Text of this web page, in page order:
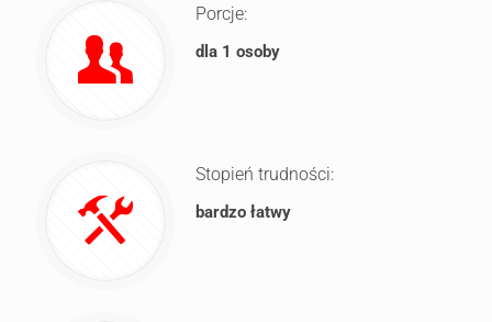
Porcje:
dla 1 osoby
Stopień trudności:
bardzo łatwy